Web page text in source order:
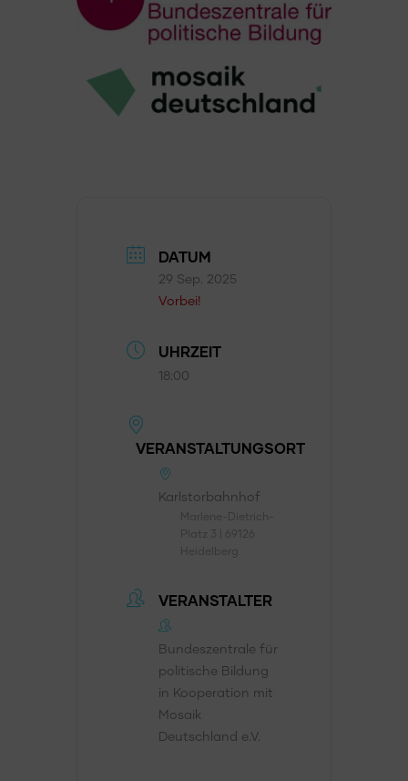
DATUM
29 Sep. 2025
Vorbei!
UHRZEIT
18:00
VERANSTALTUNGSORT
Karlstorbahnhof
Marlene-Dietrich-
Platz 3 | 69126
Heidelberg
VERANSTALTER
Bundeszentrale für
politische Bildung
in Kooperation mit
Mosaik
Deutschland e.V.